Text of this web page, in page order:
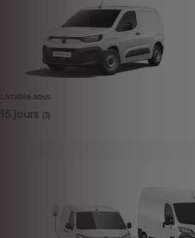
Livrable sous
15 jours (3)